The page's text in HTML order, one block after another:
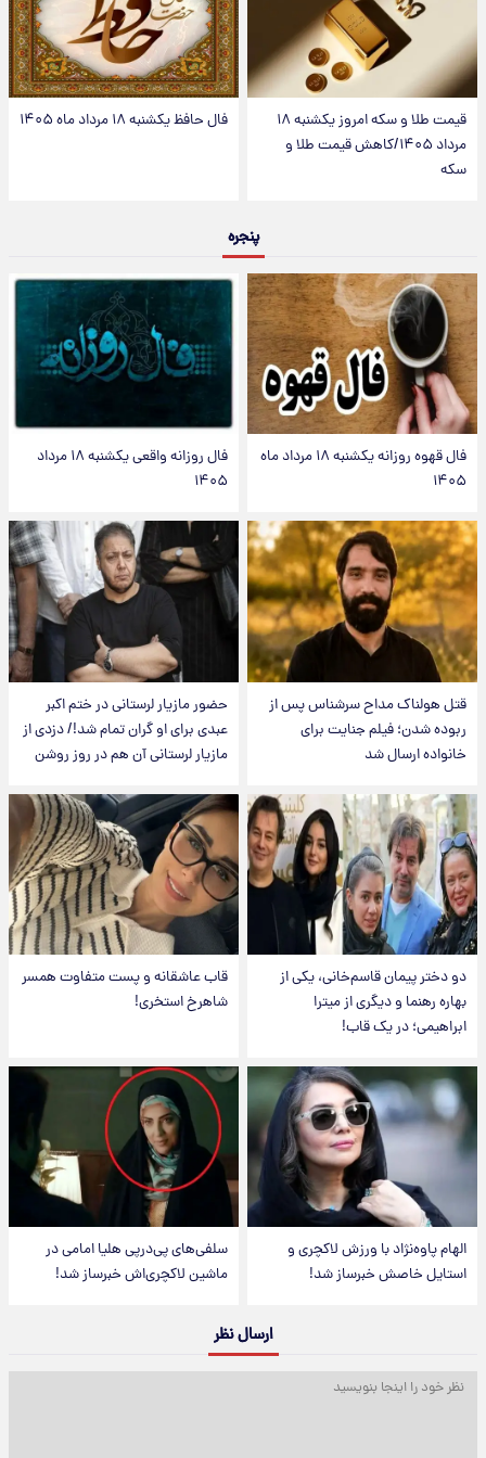
قیمت طلا و سکه امروز یکشنبه ۱۸
مرداد ۱۴۰۵/کاهش قیمت طلا و
سکه
فال حافظ یکشنبه ۱۸ مرداد ماه ۱۴۰۵
پنجره
فال قهوه روزانه یکشنبه ۱۸ مرداد ماه
۱۴۰۵
فال روزانه واقعی یکشنبه ۱۸ مرداد
۱۴۰۵
قتل هولناک مداح سرشناس پس از
ربوده شدن؛ فیلم جنایت برای
خانواده ارسال شد
حضور مازیار لرستانی در ختم اکبر
عبدی برای او گران تمام شد!/ دزدی از
مازیار لرستانی آن هم در روز روشن
دو دختر پیمان قاسم‌خانی، یکی از
بهاره رهنما و دیگری از میترا
ابراهیمی؛ در یک قاب!
قاب عاشقانه و پست متفاوت همسر
شاهرخ استخری!
الهام پاوه‌نژاد با ورزش لاکچری و
استایل خاصش خبرساز شد!
سلفی‌های پی‌درپی هلیا امامی در
ماشین لاکچری‌اش خبرساز شد!
ارسال نظر